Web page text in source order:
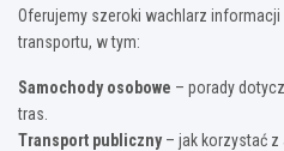
Oferujemy szeroki wachlarz
transportu, w tym:
Samochody osobowe – porady
tras.
Transport publiczny– jak korzystać z